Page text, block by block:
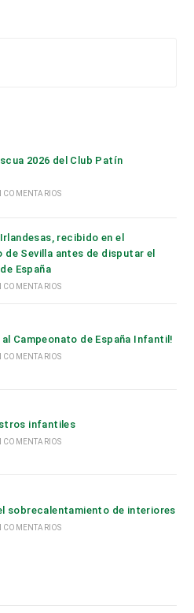
2026 del Club Patín
COMENTARIOS
recibido en el
de Sevilla antes de disputar el
España
COMENTARIOS
Campeonato de España Infantil!
COMENTARIOS
infantiles
COMENTARIOS
sobrecalentamiento de interiores
COMENTARIOS